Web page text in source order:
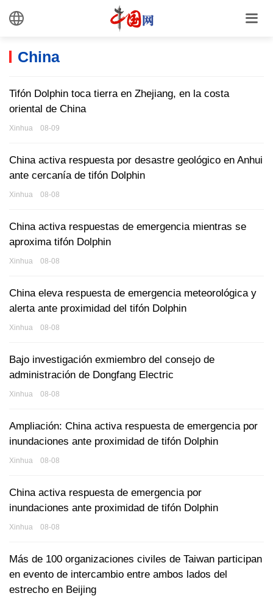
China
Tifón Dolphin toca tierra en Zhejiang, en la costa
oriental de China
Xinhua 08-09
China activa respuesta por desastre geológico en Anhui
ante cercanía de tifón Dolphin
Xinhua 08-08
China activa respuestas de emergencia mientras se
aproxima tifón Dolphin
Xinhua 08-08
China eleva respuesta de emergencia meteorológica y
alerta ante proximidad del tifón Dolphin
Xinhua 08-08
Bajo investigación exmiembro del consejo de
administración de Dongfang Electric
Xinhua 08-08
Ampliación: China activa respuesta de emergencia por
inundaciones ante proximidad de tifón Dolphin
Xinhua 08-08
China activa respuesta de emergencia por
inundaciones ante proximidad de tifón Dolphin
Xinhua 08-08
Más de 100 organizaciones civiles de Taiwan participan
en evento de intercambio entre ambos lados del
estrecho en Beijing